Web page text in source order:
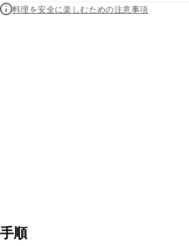
料理を安全に楽しむための注意事項
手順